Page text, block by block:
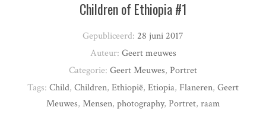
Children of Ethiopia #1
Gepubliceerd: 28 juni 2017
Auteur: Geert meuwes
Categorie: Geert Meuwes, Portret
Tags: Child, Children, Ethiopië, Etiopia, Flaneren, Geert
Meuwes, Mensen, photography, Portret, raam